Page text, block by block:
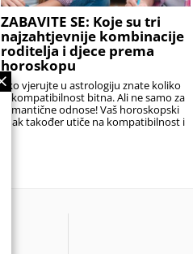
ZABAVITE SE: Koje su tri
najzahtjevnije kombinacije
roditelja i djece prema
horoskopu
Ako vjerujte u astrologiju znate koliko
je kompatibilnost bitna. Ali ne samo za
romantične odnose! Vaš horoskopski
znak također utiče na kompatibilnost i